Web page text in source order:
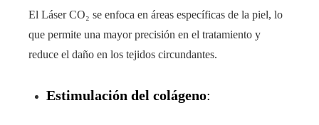
El Láser CO₂ se enfoca en áreas específicas de la piel, lo
que permite una mayor precisión en el tratamiento y
reduce el daño en los tejidos circundantes.
Estimulación del colágeno: